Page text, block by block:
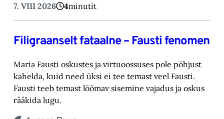
7. VIII 2026 4minutit
Filigraanselt fataalne – Fausti fenomen
Maria Fausti oskustes ja virtuoossuses pole põhjust
kahelda, kuid need üksi ei tee temast ‎veel Fausti.
Fausti teeb temast lõõmav sisemine vajadus ja oskus
rääkida lugu.‎